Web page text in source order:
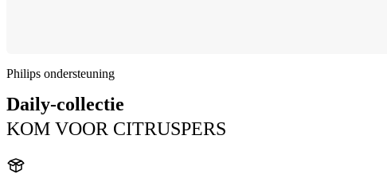
Philips ondersteuning
Daily-collectie
KOM VOOR CITRUSPERS